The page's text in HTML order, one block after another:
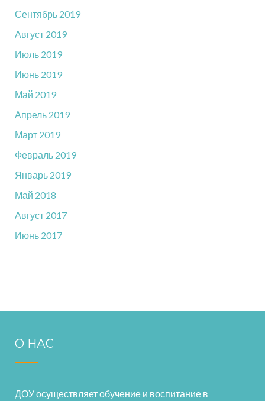
Сентябрь 2019
Август 2019
Июль 2019
Июнь 2019
Май 2019
Апрель 2019
Март 2019
Февраль 2019
Январь 2019
Май 2018
Август 2017
Июнь 2017
О НАС
ДОУ осуществляет обучение и воспитание в